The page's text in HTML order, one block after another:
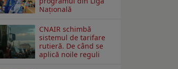
Națională
CNAIR schimbă
sistemul de tarifare
rutieră. De când se
aplică noile reguli